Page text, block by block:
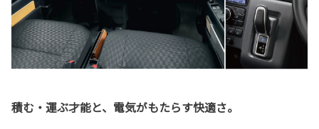
積む・運ぶ才能と、電気がもたらす快適さ。